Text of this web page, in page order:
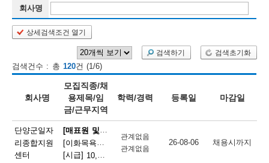
회사명
상세검색조건 열기
검색하기 검색초기화
검색건수 : 총 120건 (1/6)
회사명
모집직종/채
용제목/임
금/근무지역
학력/경력 등록일 마감일
단양군일자
리종합지원
센터
[매표원 및 복권 판매원]
[이화목욕탕찜질방] 이화파크텔 카운터 직원 모집
[시급] 10,320원 |
관계없음
관계없음
26-08-06 채용시까지
오
등
채
용